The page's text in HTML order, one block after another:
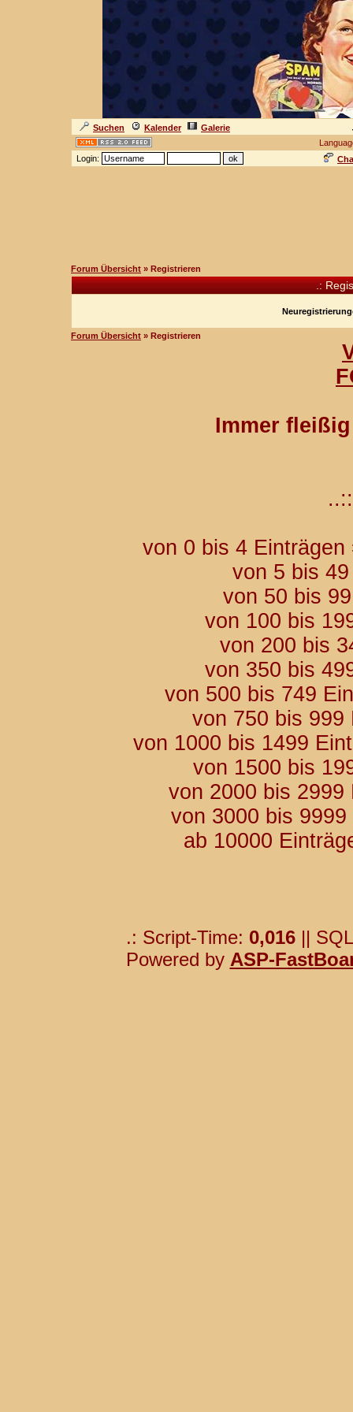
Suchen Kalender
Galerie
Login:
Forum Übersicht » Registrieren
.:
Forum Übersicht » Registrieren
Immer
..::
von 0 bis 4
von 5 bis
von 50 bis
von 100 bis
von 200 bis
von 350 bis
von 500 bis 749
von 750 bis
von 1000 bis 1499
von 1500 bis
von 2000 bis
von 3000 bis
ab 10000
.: Script-Time: 0,016||
Powered by ASP-